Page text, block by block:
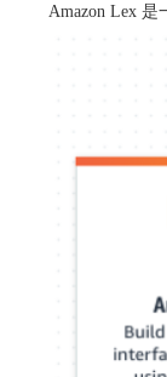
Amazon Lex